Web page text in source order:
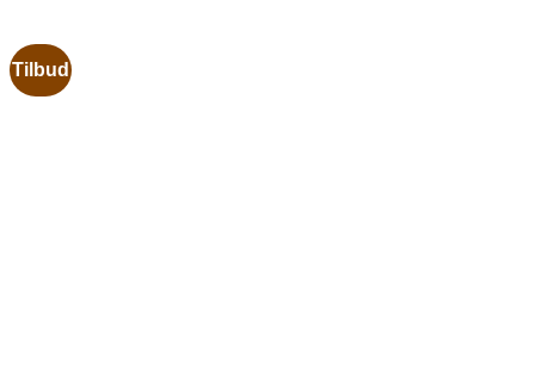
Tilbud